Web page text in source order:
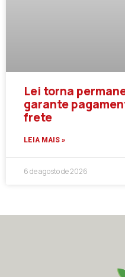
Lei torna
garante
frete
LEIA MAIS »
6 de agosto de 2026